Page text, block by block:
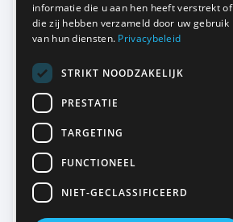
informatie die u aan hen heeft verstrekt of
die zij hebben verzameld door uw gebruik
van hun diensten. Privacybeleid
STRIKT NOODZAKELIJK
PRESTATIE
TARGETING
FUNCTIONEEL
NIET-GECLASSIFICEERD